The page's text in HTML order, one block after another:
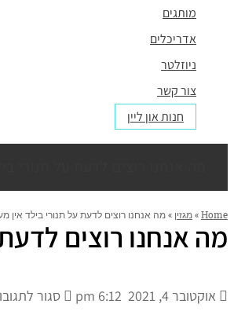
מותגים
אדריכלים
ניוזלטר
צור קשר
חנות און ליין
Home
»מגזין »מה אנחנו רוצים לדעת על תנורי בילד אין
מה אנחנו רוצים
אוקטובר 4, 2021 סגור